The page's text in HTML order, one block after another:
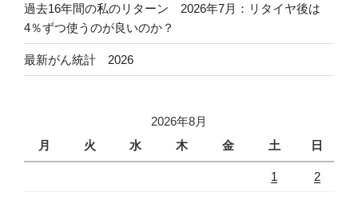
過去16年間の私のリターン 2026年7月：リタイヤ後は
4％ずつ使うのが良いのか？
最新がん統計 2026
2026年8月
月
火 水 木 金 土 日
1 2